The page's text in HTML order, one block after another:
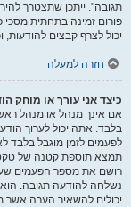
תגובה". ייתכן שתצטרך
פורום זמינה בתחתית
יכול לצרף קבצים להודעות,
חזרה למעלה
כיצד אני עורך או מוחק
אם אינך מנהל או מנהל
בלבד. אתה יכול לערוך
לפעמים לזמן מוגבל
תמצא תוספת קטנה של
רושם את מספר הפעמים
נשלחה להודעה תגובה.
יכולים להשאיר הערה אשר